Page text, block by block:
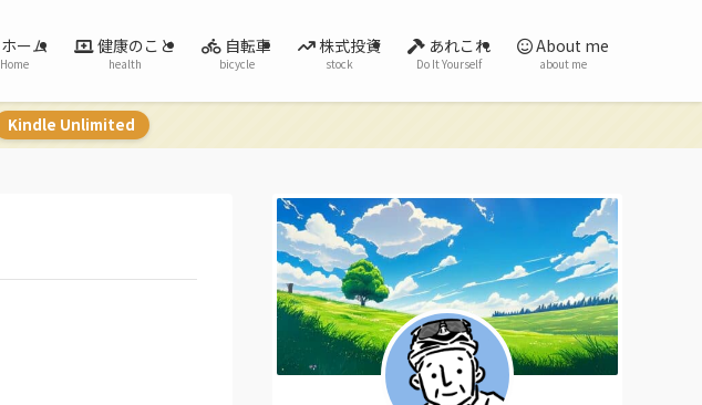
ホーム
Home
健康のこと
health
自転車
bicycle
株式投資
stock
あれこれ
Do It Yourself
About me
about me
Kindle Unlimited